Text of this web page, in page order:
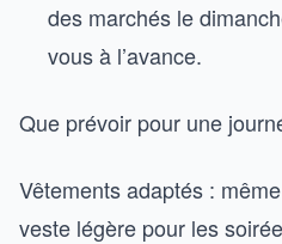
des marchés le
vous à l’avance.
Que prévoir pour une
Vêtements adaptés :
veste légère pour les